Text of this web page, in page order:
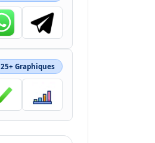
25+ Graphiques